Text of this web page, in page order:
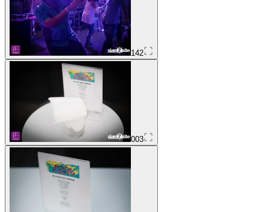
142
003